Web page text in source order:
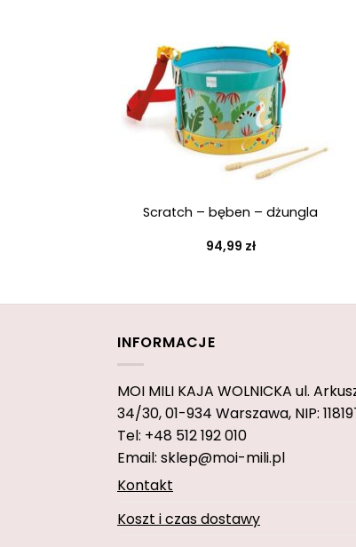
Scratch – bęben – dżungla
94,99 zł
INFORMACJE
MOI MILI KAJA WOLNICKA ul.
34/30,01-934 Warszawa, NIP:
Tel: +48 512 192 010
Email: sklep@moi-mili.pl
Kontakt
Koszt i czas dostawy